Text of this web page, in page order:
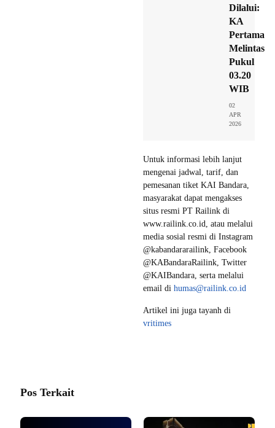
Dilalui:
KA
Pertama
Melintas
Pukul
03.20
WIB
02
APR
2026
Untuk informasi lebih lanjut
mengenai jadwal, tarif, dan
pemesanan tiket KAI Bandara,
masyarakat dapat mengakses
situs resmi PT Railink di
www.railink.co.id, atau melalui
media sosial resmi di Instagram
@kabandararailink, Facebook
@KABandaraRailink, Twitter
@KAIBandara, serta melalui
email di humas@railink.co.id
Artikel ini juga tayanh di
vritimes
Pos Terkait